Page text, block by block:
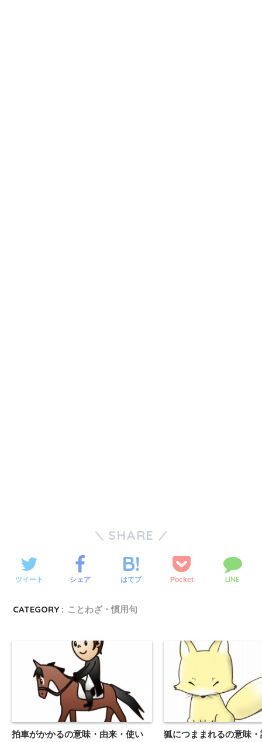
SHARE
ツイート シェア はてブ Pocket LINE
CATEGORY : ことわざ・慣用句
拍車がかかるの意味・由来・使い
狐につままれるの意味